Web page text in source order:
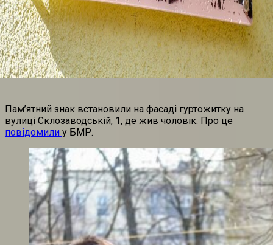
Пам’ятний знак встановили на фасаді гуртожитку на
вулиці Склозаводській, 1, де жив чоловік. Про це
повідомили у БМР.